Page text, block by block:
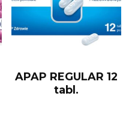
APAP REGULAR 12
tabl.